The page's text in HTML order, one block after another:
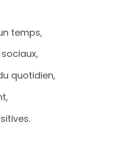
temps,
quotidien,